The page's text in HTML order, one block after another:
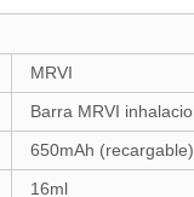
MRVI
Barra MRVI
650mAh (recargable)
16ml